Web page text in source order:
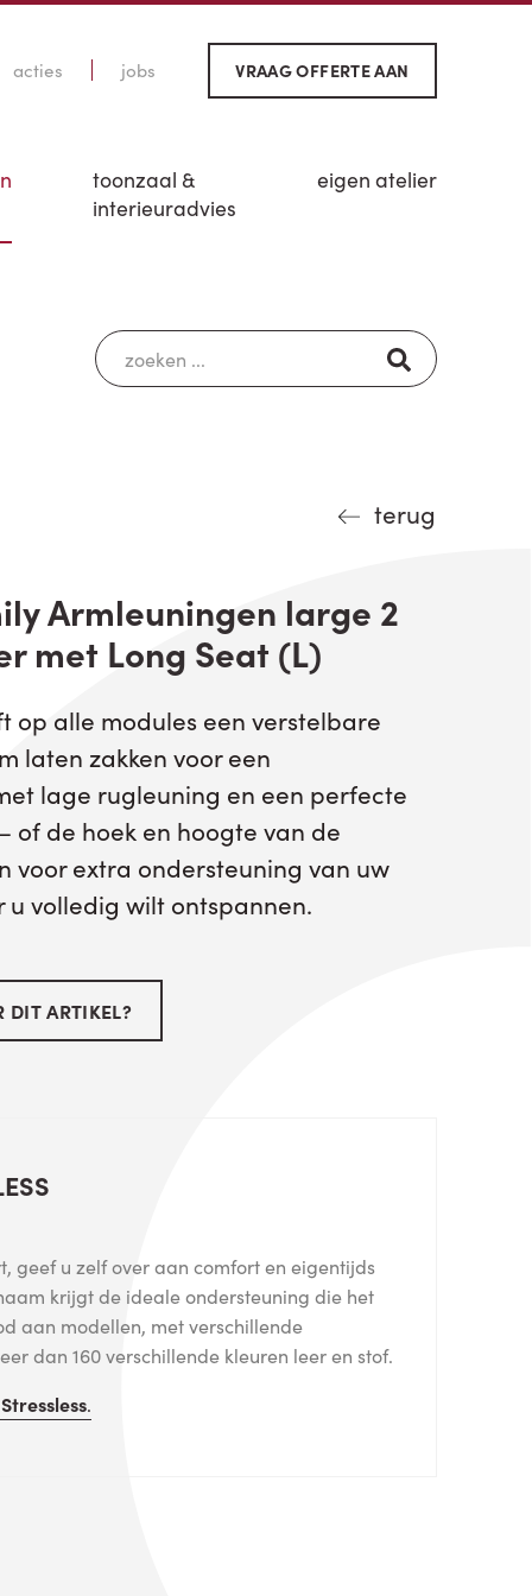
acties jobs VRAAG OFFERTE AAN
toonzaal &
interieuradvies
eigen atelier
terug
Armleuningen large 2
met Long Seat (L)
op alle modules een verstelbare
laten zakken voor een
lage rugleuning en een perfecte
of de hoek en hoogte van de
voor extra ondersteuning van uw
volledig wilt ontspannen.
DIT ARTIKEL?
geef u zelf over aan comfort en eigentijds
krijgt de ideale ondersteuning die het
aan modellen, met verschillende
dan 160 verschillende kleuren leer en stof.
Stressless.